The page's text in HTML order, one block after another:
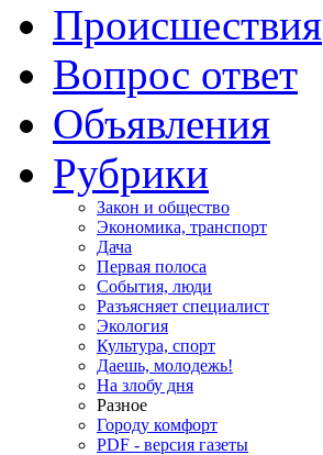
Происшествия
Вопрос ответ
Объявления
Рубрики
Закон и общество
Экономика, транспорт
Дача
Первая полоса
События, люди
Разъясняет специалист
Экология
Культура, спорт
Даешь, молодежь!
На злобу дня
Разное
Городу комфорт
PDF - версия газеты